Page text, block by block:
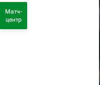
Матч-
центр